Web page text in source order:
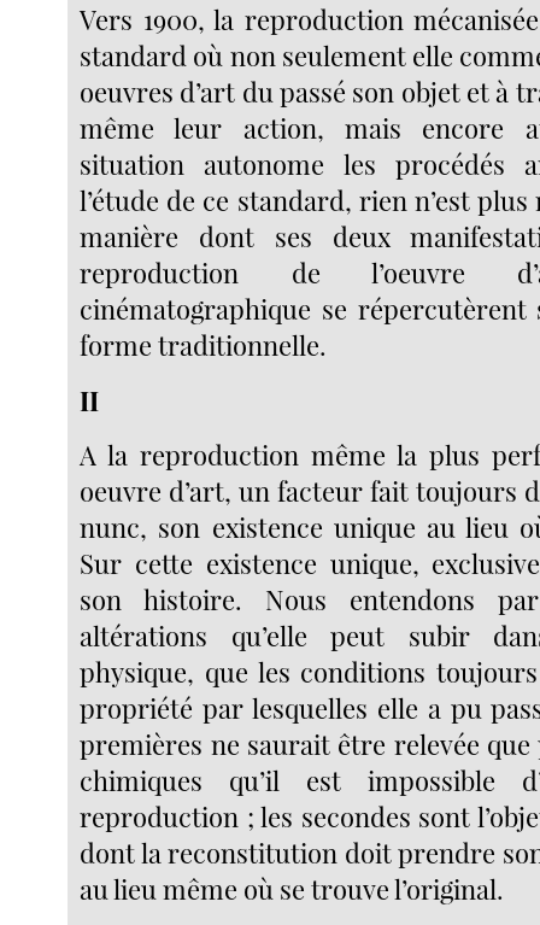
Vers 1900, la reproduction
standard où non seulement elle
oeuvres d’art du passé son objet et à
même leur action, mais encore
situation autonome les procédés
l’étude de ce standard, rien n’est
manière dont ses deux
reproduction de l’oeuvre
cinématographique se répercutèrent
forme traditionnelle.
II
A la reproduction même la plus
oeuvre d’art, un facteur fait toujours
nunc, son existence unique au lieu
Sur cette existence unique,
son histoire. Nous entendons
altérations qu’elle peut subir
physique, que les conditions
propriété par lesquelles elle a pu
premières ne saurait être relevée que
chimiques qu’il est impossible
reproduction ; les secondes sont
dont la reconstitution doit prendre
au lieu même où se trouve l’original.